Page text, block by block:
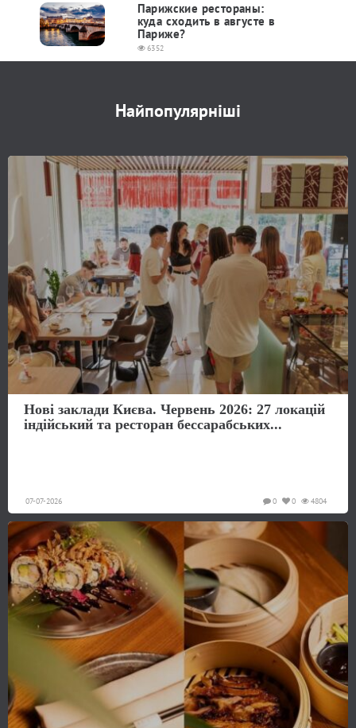
Парижские рестораны:
куда сходить в августе в
Париже?
6352
Найпопулярніші
Нові заклади Києва. Червень 2026: 27 локацій
індійський та ресторан бессарабських...
07-07-2026 4804
0
0